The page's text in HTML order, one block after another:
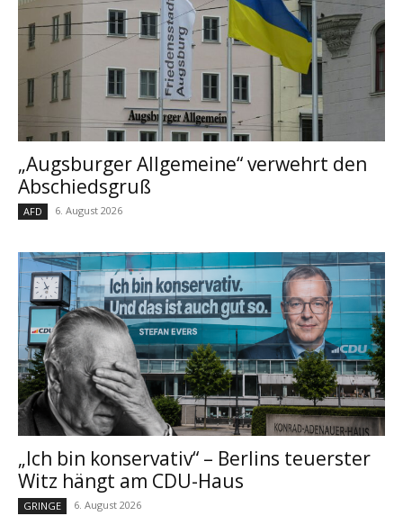
„Augsburger Allgemeine“ verwehrt den
Abschiedsgruß
AFD 6. August 2026
„Ich bin konservativ“ – Berlins teuerster
Witz hängt am CDU-Haus
GRINGE 6. August 2026